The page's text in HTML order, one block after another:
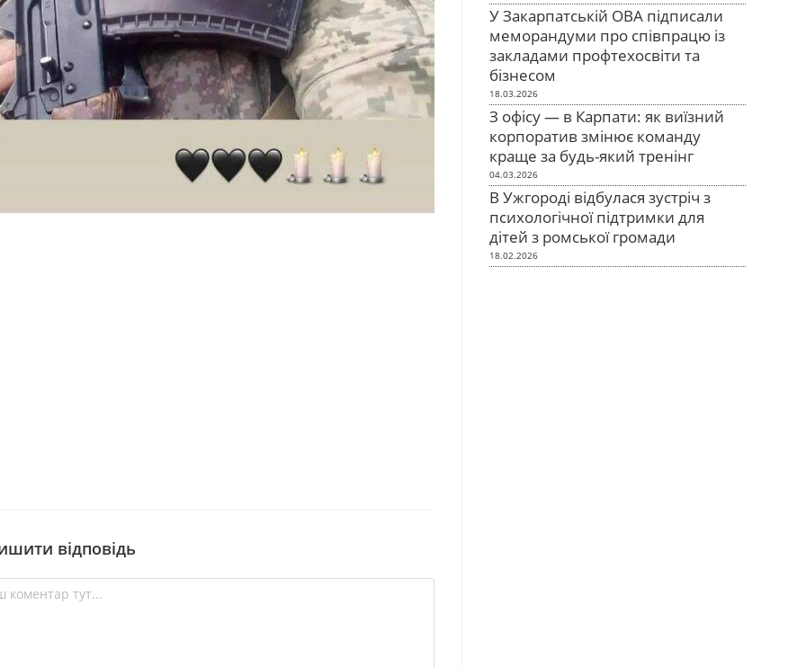
відповідь
У Закарпатській ОВА підписали
меморандуми про співпрацю із
закладами профтехосвіти та
бізнесом
18.03.2026
З офісу — в Карпати: як виїзний
корпоратив змінює команду
краще за будь-який тренінг
04.03.2026
В Ужгороді відбулася зустріч з
психологічної підтримки для
дітей з ромської громади
18.02.2026